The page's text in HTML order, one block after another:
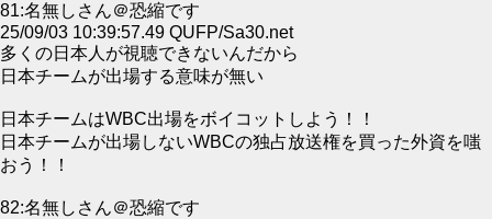
81:名無しさん＠恐縮です
25/09/03 10:39:57.49 QUFP/Sa30.net
多くの日本人が視聴できないんだから
日本チームが出場する意味が無い
日本チームはWBC出場をボイコットしよう！！
日本チームが出場しないWBCの独占放送権を買った外資を嗤
おう！！
82:名無しさん＠恐縮です